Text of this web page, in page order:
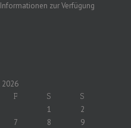
zur Verfügung
2026
F S S
1
2
7 8
9